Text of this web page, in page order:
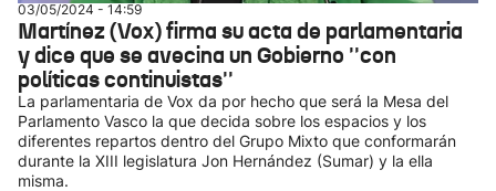
03/05/2024 - 14:59
Martínez (Vox) firma su acta de parlamentaria
y dice que se avecina un Gobierno ''con
políticas continuistas''
La parlamentaria de Vox da por hecho que será la Mesa del
Parlamento Vasco la que decida sobre los espacios y los
diferentes repartos dentro del Grupo Mixto que conformarán
durante la XIII legislatura Jon Hernández (Sumar) y la ella
misma.